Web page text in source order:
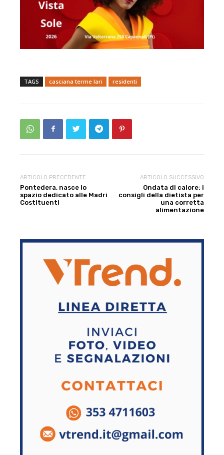
TAGS casciana terme lari residenti
ARTICOLO PRECEDENTE
Pontedera, nasce lo
spazio dedicato alle Madri
Costituenti
ARTICOLO SUCCESSIVO
Ondata di calore: i
consigli della dietista per
una corretta
alimentazione